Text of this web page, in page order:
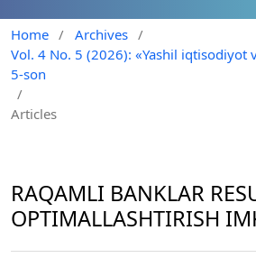
Home / Archives /
Vol. 4 No. 5 (2026): «Yashil iqtisodiyot
5-son
/
Articles
RAQAMLI BANKLAR
OPTIMALLASHTIRISH